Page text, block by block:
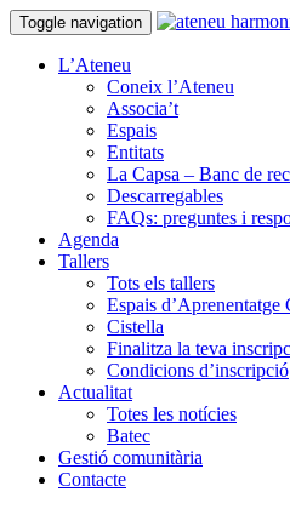
Toggle navigation
L’Ateneu
Coneix l’Ateneu
Associa’t
Espais
Entitats
La Capsa – Banc de
Descarregables
FAQs: preguntes i
Agenda
Tallers
Tots els tallers
Espais d’Aprenentatge
Cistella
Finalitza la teva
Condicions d’inscripció
Actualitat
Totes les notícies
Batec
Gestió comunitària
Contacte